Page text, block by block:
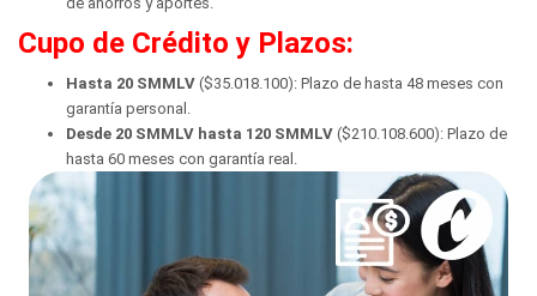
Cupo de Crédito y Plazos:
Hasta 20 SMMLV ($35.018.100): Plazo de hasta 48 meses con
garantía personal.
Desde 20 SMMLV hasta 120 SMMLV ($210.108.600): Plazo de
hasta 60 meses con garantía real.